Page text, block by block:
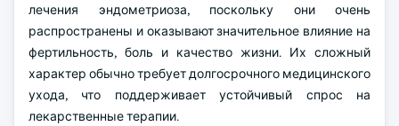
лечения эндометриоза, поскольку они очень
распространены и оказывают значительное влияние на
фертильность, боль и качество жизни. Их сложный
характер обычно требует долгосрочного медицинского
ухода, что поддерживает устойчивый спрос на
лекарственные терапии.